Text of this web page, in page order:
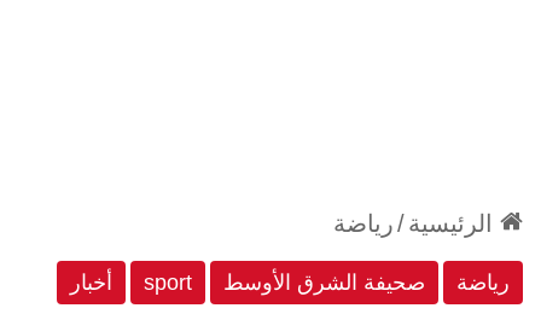
الرئيسية/رياضة
رياضة صحيفة الشرق الأوسط sport أخبار